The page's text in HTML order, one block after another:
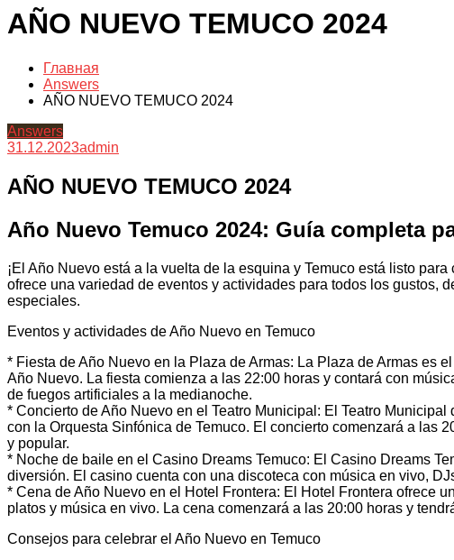
AÑO NUEVO TEMUCO 2024
Главная
Answers
AÑO NUEVO TEMUCO 2024
Answers
31.12.2023admin
AÑO NUEVO TEMUCO 2024
Año Nuevo Temuco 2024: Guía completa
¡El Año Nuevo está a la vuelta de la esquina y Temuco está listo
ofrece una variedad de eventos y actividades para todos los gustos,
especiales.
Eventos y actividades de Año Nuevo en Temuco
* Fiesta de Año Nuevo en la Plaza de Armas: La Plaza de Armas es
Año Nuevo. La fiesta comienza a las 22:00 horas y contará con
de fuegos artificiales a la medianoche.
* Concierto de Año Nuevo en el Teatro Municipal: El Teatro
con la Orquesta Sinfónica de Temuco. El concierto comenzará a las
y popular.
* Noche de baile en el Casino Dreams Temuco: El Casino Dreams
diversión. El casino cuenta con una discoteca con música en vivo,
* Cena de Año Nuevo en el Hotel Frontera: El Hotel Frontera ofrece
platos y música en vivo. La cena comenzará a las 20:00 horas y
Consejos para celebrar el Año Nuevo en Temuco